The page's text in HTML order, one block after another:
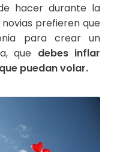
hacer durante la
prefieren que
para crear un
que debes inflar
puedan volar.